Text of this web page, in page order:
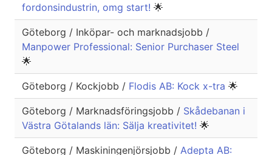
fordonsindustrin, omg start! 🌟
Göteborg / Inköpar- och marknadsjobb /
Manpower Professional: Senior Purchaser Steel
🌟
Göteborg / Kockjobb / Flodis AB: Kock x-tra 🌟
Göteborg / Marknadsföringsjobb / Skådebanan i
Västra Götalands län: Sälja kreativitet! 🌟
Göteborg / Maskiningenjörsjobb / Adepta AB: